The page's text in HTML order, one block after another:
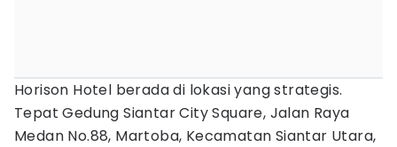
Horison Hotel berada di lokasi yang strategis.
Tepat Gedung Siantar City Square, Jalan Raya
Medan No.88, Martoba, Kecamatan Siantar Utara,